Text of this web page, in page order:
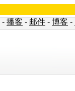
- 播客 - 邮件 - 博客 -